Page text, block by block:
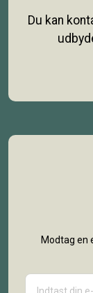
Du kan
Modtag en